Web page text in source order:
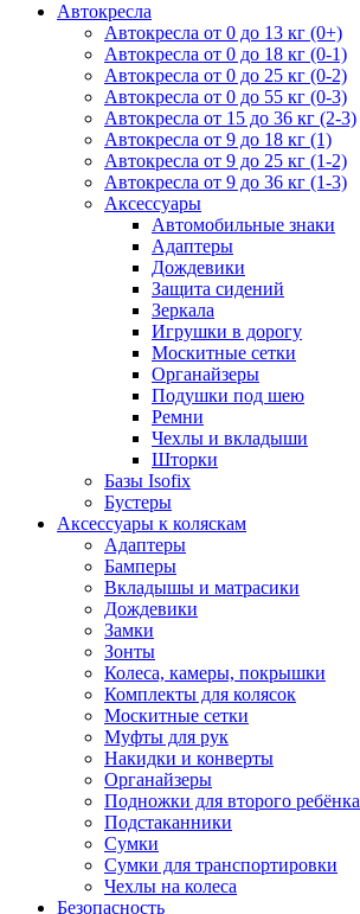
Автокресла
Автокресла от 0 до 13 кг (0+)
Автокресла от 0 до 18 кг (0-1)
Автокресла от 0 до 25 кг (0-2)
Автокресла от 0 до 55 кг (0-3)
Автокресла от 15 до 36 кг (2-3)
Автокресла от 9 до 18 кг (1)
Автокресла от 9 до 25 кг (1-2)
Автокресла от 9 до 36 кг (1-3)
Аксессуары
Автомобильные знаки
Адаптеры
Дождевики
Защита сидений
Зеркала
Игрушки в дорогу
Москитные сетки
Органайзеры
Подушки под шею
Ремни
Чехлы и вкладыши
Шторки
Базы Isofix
Бустеры
Аксессуары к коляскам
Адаптеры
Бамперы
Вкладышы и матрасики
Дождевики
Замки
Зонты
Колеса, камеры, покрышки
Комплекты для колясок
Москитные сетки
Муфты для рук
Накидки и конверты
Органайзеры
Подножки для второго ребёнка
Подстаканники
Сумки
Сумки для транспортировки
Чехлы на колеса
Безопасность